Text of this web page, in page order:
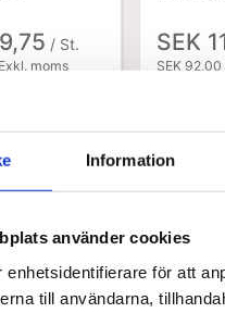
Information
använder cookies
enhetsidentifierare för att
till användarna,
/ St.
moms
SEK
SEK